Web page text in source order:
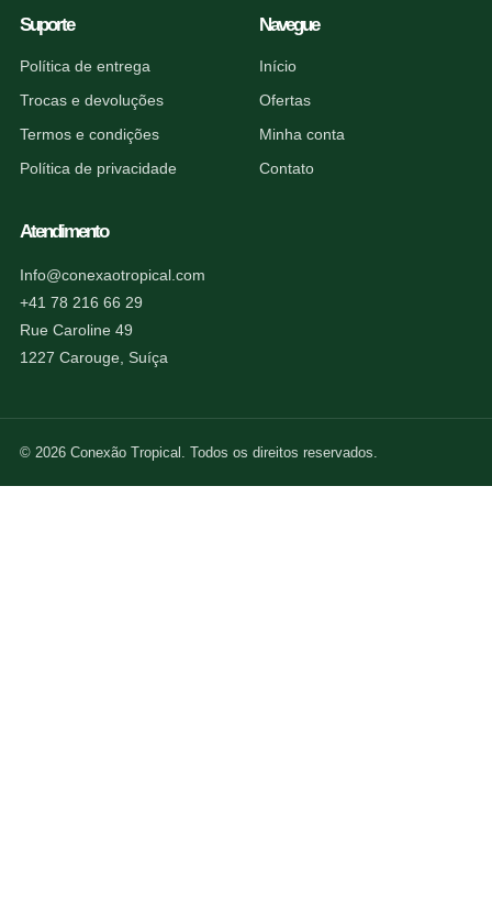
Suporte
Política de entrega
Trocas e devoluções
Termos e condições
Política de privacidade
Navegue
Início
Ofertas
Minha conta
Contato
Atendimento
Info@conexaotropical.com
+41 78 216 66 29
Rue Caroline 49
1227 Carouge, Suíça
© 2026 Conexão Tropical. Todos os direitos reservados.